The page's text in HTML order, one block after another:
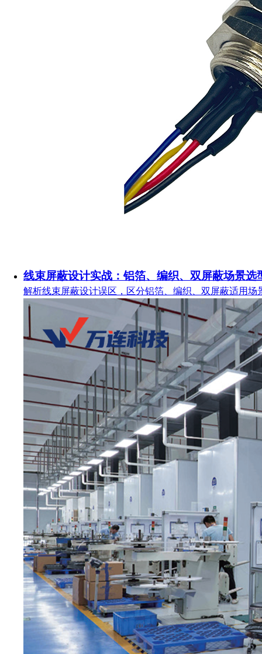
线束屏蔽设计实战：铝箔、编织、双屏蔽场景选
解析线束屏蔽设计误区，区分铝箔、编织、双屏蔽适用